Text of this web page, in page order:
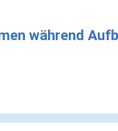
während